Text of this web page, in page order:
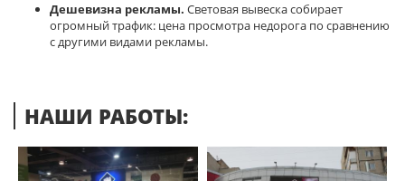
Дешевизна рекламы. Световая вывеска собирает
огромный трафик: цена просмотра недорога по сравнению
с другими видами рекламы.
НАШИ РАБОТЫ: